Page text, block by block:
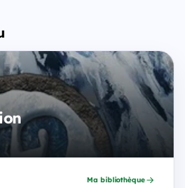
Ma bibliothèque